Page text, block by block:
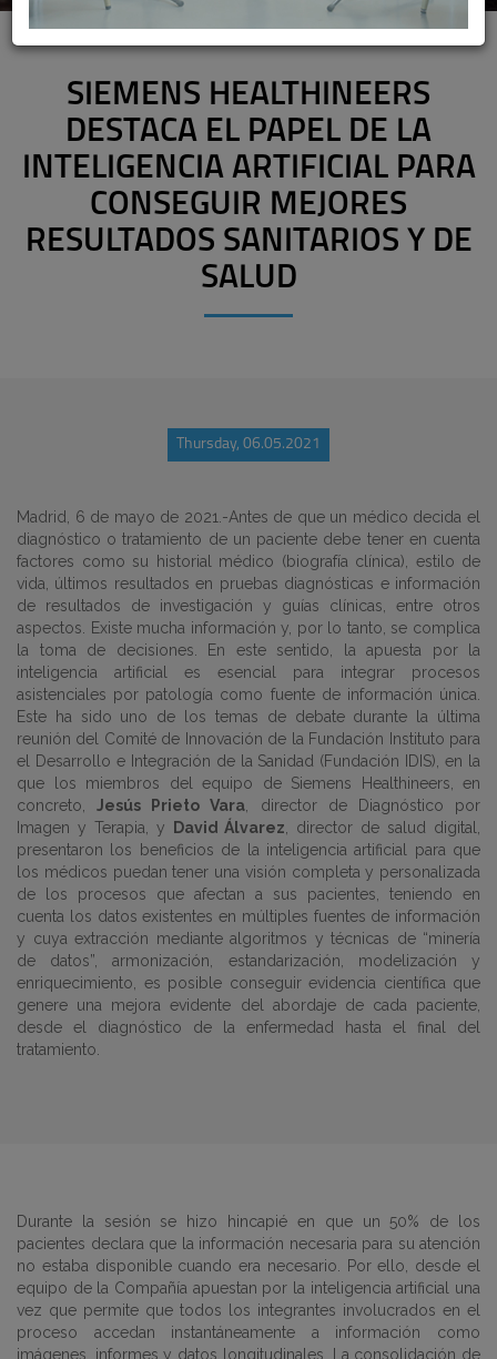
SIEMENS HEALTHINEERS
DESTACA EL PAPEL DE LA
INTELIGENCIA ARTIFICIAL PARA
CONSEGUIR MEJORES
RESULTADOS SANITARIOS Y DE
SALUD
Thursday, 06.05.2021
Madrid, 6 de mayo de 2021.-Antes de que un médico decida el
diagnóstico o tratamiento de un paciente debe tener en cuenta
factores como su historial médico (biografía clínica), estilo de
vida, últimos resultados en pruebas diagnósticas e información
de resultados de investigación y guías clínicas, entre otros
aspectos. Existe mucha información y, por lo tanto, se complica
la toma de decisiones. En este sentido, la apuesta por la
inteligencia artificial es esencial para integrar procesos
asistenciales por patología como fuente de información única.
Este ha sido uno de los temas de debate durante la última
reunión del Comité de Innovación de la Fundación Instituto para
el Desarrollo e Integración de la Sanidad (Fundación IDIS), en la
que los miembros del equipo de Siemens Healthineers, en
concreto,Jesús Prieto Vara , director de Diagnóstico por
Imagen y Terapia, y
David Álvarez , director de salud digital,
presentaron los beneficios de la inteligencia artificial para que
los médicos puedan tener una visión completa y personalizada
de los procesos que afectan a sus pacientes, teniendo en
cuenta los datos existentes en múltiples fuentes de información
y cuya extracción mediante algoritmos y técnicas de “minería
de datos”, armonización, estandarización, modelización y
enriquecimiento, es posible conseguir evidencia científica que
genere una mejora evidente del abordaje de cada paciente,
desde el diagnóstico de la enfermedad hasta el final del
tratamiento.
Durante la sesión se hizo hincapié en que un 50% de los
pacientes declara que la información necesaria para su atención
no estaba disponible cuando era necesario. Por ello, desde el
equipo de la Compañía apuestan por la inteligencia artificial una
vez que permite que todos los integrantes involucrados en el
proceso accedan instantáneamente a información como
imágenes, informes y datos longitudinales. La consolidación de